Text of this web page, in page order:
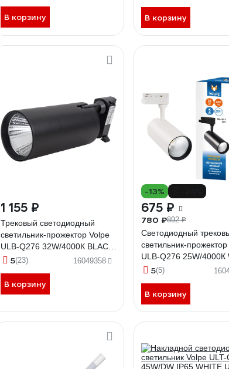
В корзину В корзину
1 155 ₽
Трековый светодиодный
светильник-прожектор Volpe
ULB-Q276 32W/4000К BLACK
UL-00005943
5(23) 16049358
В корзину
-13%
675 ₽
780 ₽892 ₽
Светодиодный
светильник-
ULB-Q276 25W/4000К
UL-00005937
5(5)
В корзину